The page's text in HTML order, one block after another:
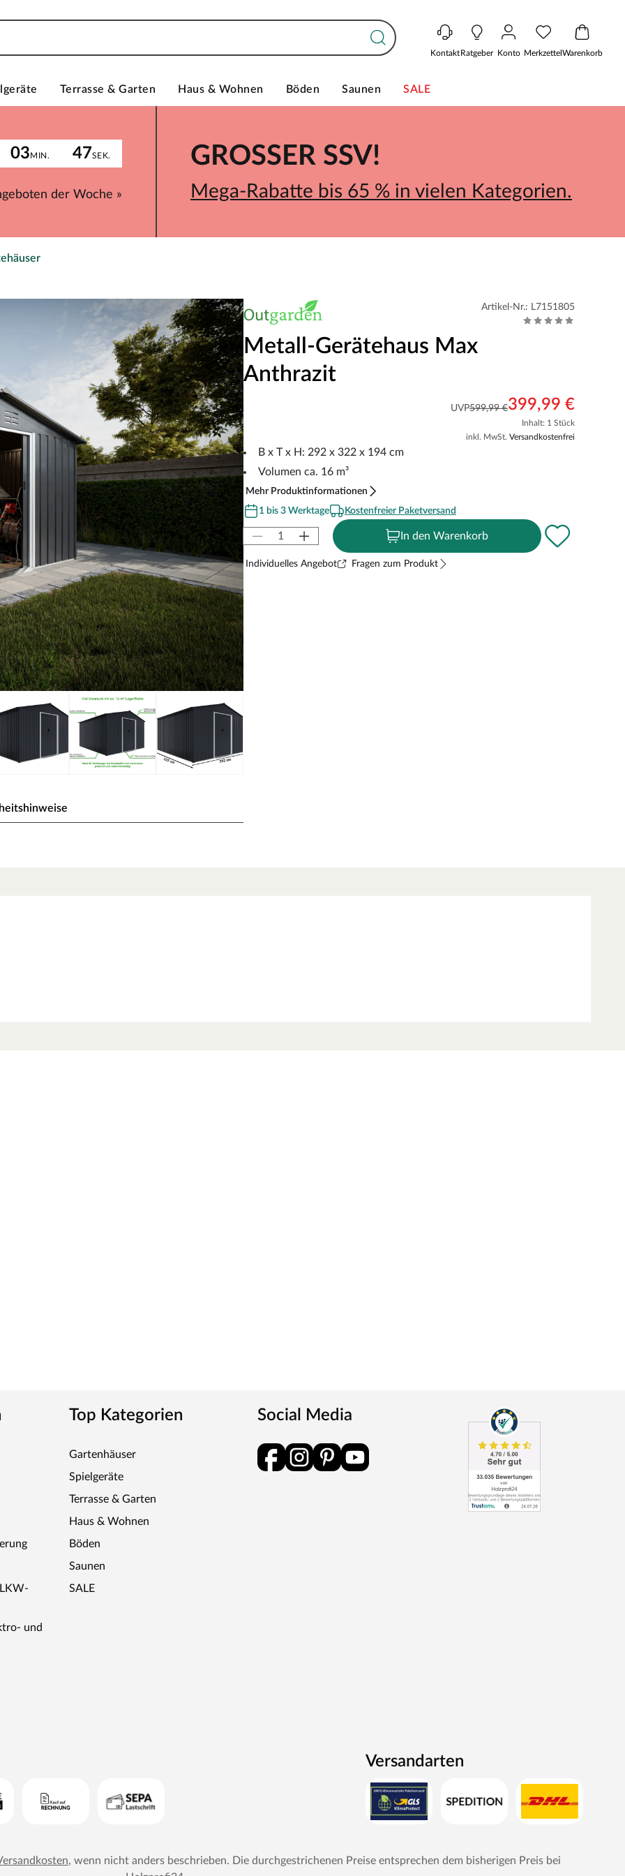
KontaktRatgeber Konto MerkzettelWarenkorb
Terrasse & Garten Haus & Wohnen Böden Saunen SALE
03MIN. 47SEK.
der Woche »
GROSSER SSV!
Mega-Rabatte bis 65 % in vielen Kategorien.
besonders langlebig und robust.
Raumnutzung wird dank einer Firsthöhe
bzw. an der mitgelieferten
weitere wichtige Hinweise findest du unter
Artikel-Nr.: L7151805
Metall-Gerätehaus Max
Anthrazit
UVP599,99 €399,99 €
Inhalt: 1 Stück
inkl. MwSt. Versandkostenfrei
B x T x H: 292 x 322 x 194 cm
Volumen ca. 16 m³
Mehr Produktinformationen
1 bis 3 Werktage
Kostenfreier Paketversand
In den Warenkorb
Individuelles Angebot Fragen zum Produkt
und
Top Kategorien
Gartenhäuser
Spielgeräte
Terrasse & Garten
Haus & Wohnen
Böden
Saunen
SALE
Social Media
Versandarten
, wenn nicht anders beschrieben. Die durchgestrichenen Preise entsprechen dem bisherigen Preis bei